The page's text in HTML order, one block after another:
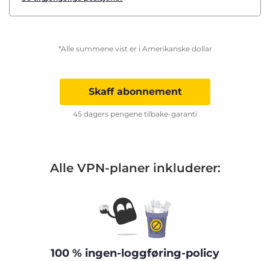
*Alle summene vist er i Amerikanske dollar
Skaff abonnement
45 dagers pengene tilbake-garanti
Alle VPN-planer inkluderer:
100 % ingen-loggføring-policy